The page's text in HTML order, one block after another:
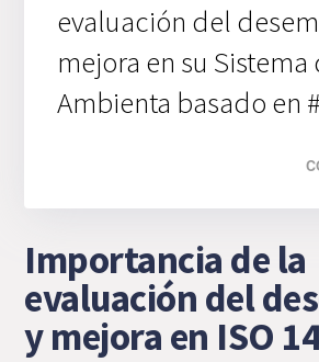
evaluación del
mejora en su Sistema
Ambienta basado en
Importancia de la
evaluación del
y mejora en ISO